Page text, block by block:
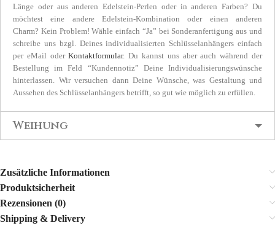
Länge oder aus anderen Edelstein-Perlen oder in anderen Farben? Du
möchtest eine andere Edelstein-Kombination oder einen anderen
Charm? Kein Problem! Wähle einfach “Ja” bei Sonderanfertigung aus und
schreibe uns bzgl. Deines individualisierten Schlüsselanhängers einfach
per eMail oderKontaktformular. Du kannst uns aber auch während der
Bestellung im Feld “Kundennotiz” Deine Individualisierungswünsche
hinterlassen. Wir versuchen dann Deine Wünsche, was Gestaltung und
Aussehen des Schlüsselanhängers betrifft, so gut wie möglich zu erfüllen.
Weihung
Zusätzliche Informationen
Produktsicherheit
Rezensionen (0)
Shipping & Delivery